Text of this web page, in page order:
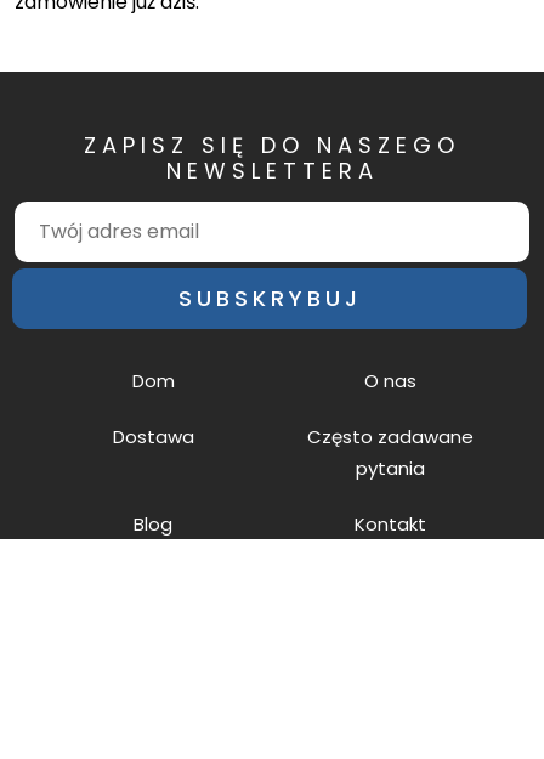
ZAPISZ SIĘ DO NASZEGO
NEWSLETTERA
SUBSKRYBUJ
Dom O nas
Dostawa
Często zadawane
pytania
Blog Kontakt